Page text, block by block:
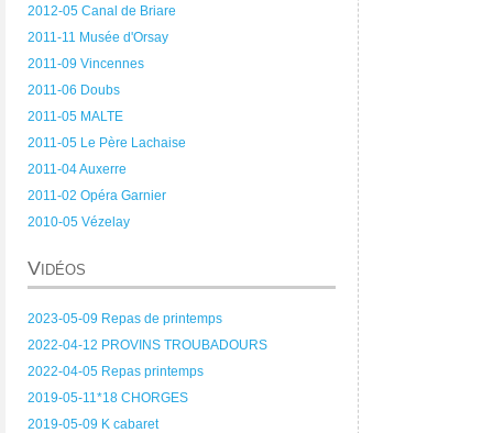
2012-05 Canal de Briare
2011-11 Musée d'Orsay
2011-09 Vincennes
2011-06 Doubs
2011-05 MALTE
2011-05 Le Père Lachaise
2011-04 Auxerre
2011-02 Opéra Garnier
2010-05 Vézelay
Vidéos
2023-05-09 Repas de printemps
2022-04-12 PROVINS TROUBADOURS
2022-04-05 Repas printemps
2019-05-11*18 CHORGES
2019-05-09 K cabaret